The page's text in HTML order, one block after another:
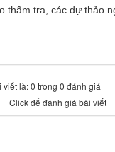
thẩm tra, các dự thảo
là: 0 trong 0 đánh giá
Click để đánh giá bài viết